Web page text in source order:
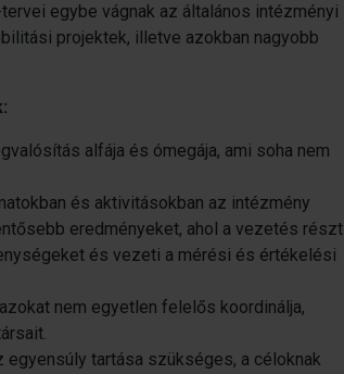
egybe vágnak az általános intézményi
projektek, illetve azokban nagyobb
alfája és ómegája, ami soha nem
és aktivitásokban az intézmény
eredményeket, ahol a vezetés részt
és vezeti a mérési és értékelési
nem egyetlen felelős koordinálja,
egyensúly tartása szükséges, a céloknak